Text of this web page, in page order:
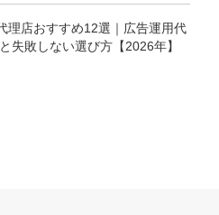
理店おすすめ12選｜広告運用代
失敗しない選び方【2026年】